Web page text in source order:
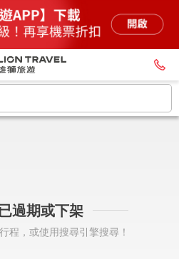
過期或下架
程，或使用搜尋引擎搜尋！